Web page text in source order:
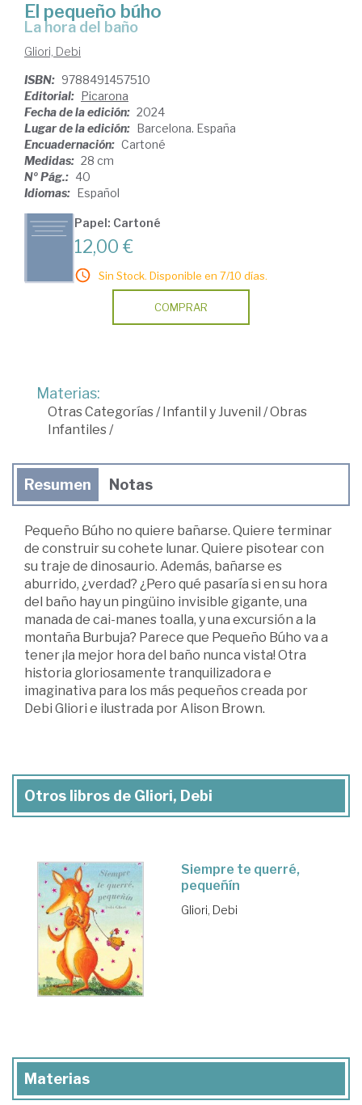
El pequeño búho
La hora del baño
Gliori, Debi
ISBN: 9788491457510
Editorial: Picarona
Fecha de la edición: 2024
Lugar de la edición: Barcelona. España
Encuadernación: Cartoné
Medidas: 28 cm
Nº Pág.: 40
Idiomas: Español
Papel: Cartoné
12,00 €
Sin Stock. Disponible en 7/10 días.
COMPRAR
Materias:
Otras Categorías/ Infantil y Juvenil /Obras
Infantiles/
Resumen Notas
Pequeño Búho no quiere bañarse. Quiere terminar
de construir su cohete lunar. Quiere pisotear con
su traje de dinosaurio. Además, bañarse es
aburrido, ¿verdad? ¿Pero qué pasaría si en su hora
del baño hay un pingüino invisible gigante, una
manada de cai-manes toalla, y una excursión a la
montaña Burbuja? Parece que Pequeño Búho va a
tener ¡la mejor hora del baño nunca vista! Otra
historia gloriosamente tranquilizadora e
imaginativa para los más pequeños creada por
Debi Gliori e ilustrada por Alison Brown.
Otros libros de Gliori, Debi
Siempre te querré,
pequeñín
Gliori, Debi
Materias